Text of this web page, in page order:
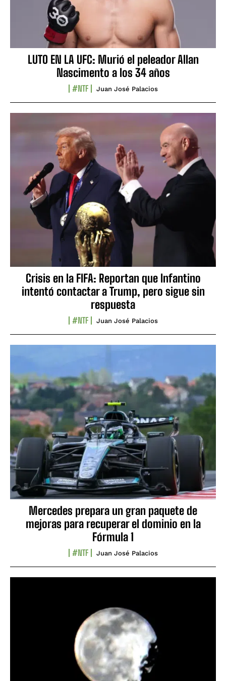
LUTO EN LA UFC: Murió el peleador Allan
Nascimento a los 34 años
#NTF Juan José Palacios
Crisis en la FIFA: Reportan que Infantino
intentó contactar a Trump, pero sigue sin
respuesta
#NTF Juan José Palacios
Mercedes prepara un gran paquete de
mejoras para recuperar el dominio en la
Fórmula 1
#NTF Juan José Palacios